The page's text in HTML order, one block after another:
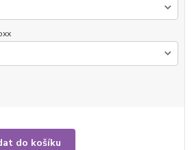
do košíku